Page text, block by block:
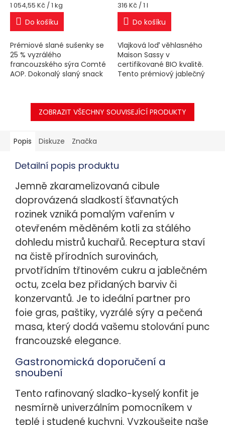
Měrná
cena:
1 054,55 Kč / 1 kg
Do košíku
Prémiové slané sušenky se
25 % vyzrálého
francouzského sýra Comté
AOP. Dokonalý slaný snack
chemických
dochucovadel. Ideální...
Měrná
cena:
316 Kč / 1 l
Do košíku
Vlajková loď věhlasného
Maison Sassy v
certifikované BIO kvalitě.
Tento prémiový jablečný
normandského řemesla.
Vyrobený...
ZOBRAZIT VŠECHNY SOUVISEJÍCÍ PRODUKTY
Popis Diskuze Značka
Detailní popis produktu
Jemně zkaramelizovaná cibule
doprovázená sladkostí šťavnatých
rozinek vzniká pomalým vařením v
otevřeném měděném kotli za stálého
dohledu mistrů kuchařů. Receptura staví
na čistě přírodních surovinách,
prvotřídním třtinovém cukru a jablečném
octu, zcela bez přidaných barviv či
konzervantů. Je to ideální partner pro
foie gras, paštiky, vyzrálé sýry a pečená
masa, který dodá vašemu stolování punc
francouzské elegance.
Gastronomická doporučení a
snoubení
Tento rafinovaný sladko-kyselý konfit je
nesmírně univerzálním pomocníkem v
teplé i studené kuchyni. Vyzkoušejte naše